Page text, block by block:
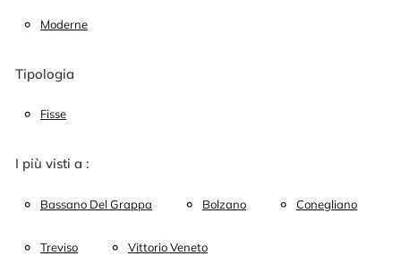
Moderne
Tipologia
Fisse
I più visti a :
Bassano Del Grappa Bolzano Conegliano
Treviso Vittorio Veneto